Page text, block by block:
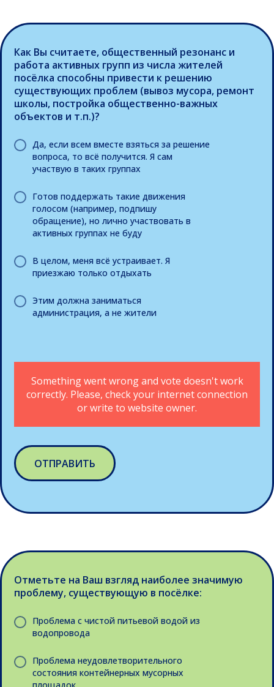
Как Вы считаете, общественный резонанс и
работа активных групп из числа жителей
посёлка способны привести к решению
существующих проблем (вывоз мусора, ремонт
школы, постройка общественно-важных
объектов и т.п.)?
Да, если всем вместе взяться за решение
вопроса, то всё получится. Я сам
участвую в таких группах
Готов поддержать такие движения
голосом (например, подпишу
обращение), но лично участвовать в
активных группах не буду
В целом, меня всё устраивает. Я
приезжаю только отдыхать
Этим должна заниматься
администрация, а не жители
Something went wrong and vote doesn't work
correctly. Please, check your internet connection
or write to website owner.
ОТПРАВИТЬ
Отметьте на Ваш взгляд наиболее значимую
проблему, существующую в посёлке:
Проблема с чистой питьевой водой из
водопровода
Проблема неудовлетворительного
состояния контейнерных мусорных